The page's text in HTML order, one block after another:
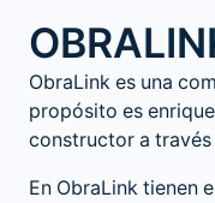
ObraLink es una
propósito es
constructor a través
En ObraLink tienen